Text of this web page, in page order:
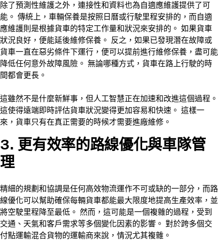
除了預測性維護之外，連接性和資料也為自適應維護提供了可
能。 傳統上，車輛保養是按照日曆或行駛里程安排的，而自適
應維護則是根據貨車的特定工作量和狀況來安排的。 如果貨車
狀況良好，便能延後維修保養。 反之，如果已發現潛在故障或
貨車一直在惡劣條件下運行，便可以提前進行維修保養，盡可能
降低任何意外故障風險。 無論哪種方式，貨車在路上行駛的時
間都會更長。
這雖然不是什麼新鮮事，但人工智慧正在加速和改進這個過程。
這使得遠端即時評估貨車狀況變得更加容易和快速。 這樣一
來，貨車只有在真正需要的時候才需要進廠維修。
3. 更有效率的路線優化與車隊管
理
精細的規劃和協調是任何高效物流運作不可或缺的一部分，而路
線優化可以幫助確保每輛貨車都能最大限度地提高生產效率，並
將空駛里程降至最低。 然而，這可能是一個複雜的過程，受到
交通、天氣和客戶需求等多個變化因素的影響。 對於跨多個交
付點運輸混合貨物的運輸商來說，情況尤其複雜。